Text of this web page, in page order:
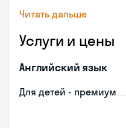
Читать дальше
Услуги и цены
Английский язык
Для детей - премиум